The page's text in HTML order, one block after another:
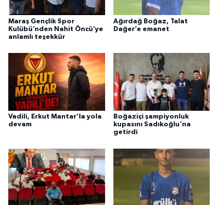
Maraş Gençlik Spor
Kulübü’nden Nahit Öncü’ye
anlamlı teşekkür
Ağırdağ Boğaz, Talat
Dağer’e emanet
Vadili, Erkut Mantar’la yola
devam
Boğaziçi şampiyonluk
kupasını Sadıkoğlu'na
getirdi